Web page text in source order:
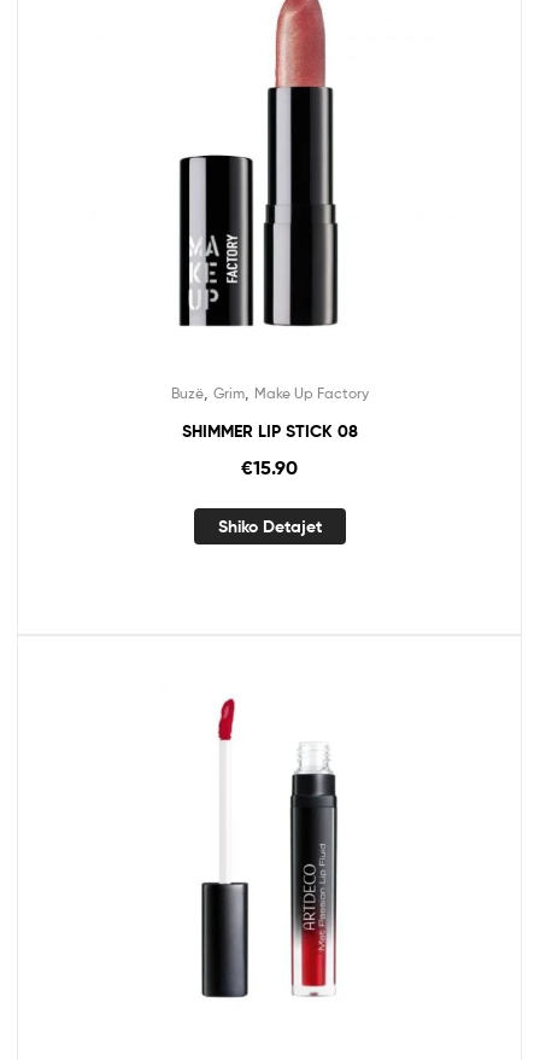
Buzë, Grim, Make Up Factory
SHIMMER LIP STICK 08
€15.90
Shiko Detajet